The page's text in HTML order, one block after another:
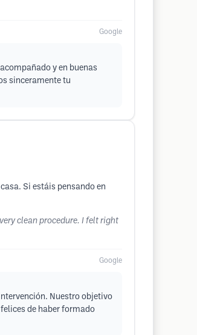
Google
y en buenas
sinceramente tu
Si estáis pensando en
clean procedure. I felt right
Google
Nuestro objetivo
de haber formado